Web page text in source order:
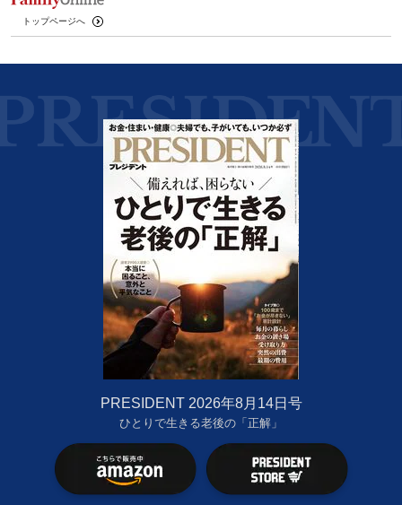
トップページへ
PRESIDENT 2026年8月14日号
ひとりで生きる老後の「正解」